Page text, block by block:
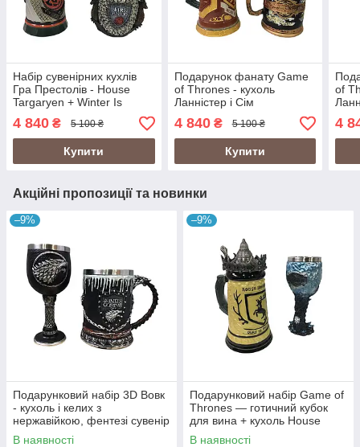
Набір сувенірних кухлів
Гра Престолів - House
Targaryen + Winter Is
Coming
4 840 ₴ 5 100 ₴
Купити
Подарунок фанату Game
of Thrones - кухоль
Ланністер і Сім
Королівств, подарунковий
набір кухлів Гра Престолів
4 840₴ 5 100 ₴
Купити
of
4
Акційні пропозиції та новинки
–9%
Подарунковий набір 3D Вовк
- кухоль і келих з
нержавійкою, фентезі сувенір
у подарунок
В наявності
–9%
Подарунковий набір Game of
Thrones — готичний кубок
для вина + кухоль House
Baratheon (Будинок
В наявності